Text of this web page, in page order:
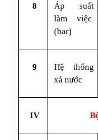
8
Áp suất
làm việc
(bar)
9
Hệ thống
xả nước
IV